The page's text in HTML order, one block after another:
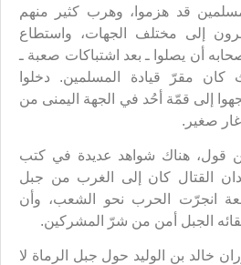
قد هزموا، وهرب كثير منهم
إلى مختلف الجهات، واستطاع
أن يصلوا ـ بعد اشتباكات صعبة ـ
مقرّ قيادة المسلمين. دخلوا
إلى قمّة أحُد في الجهة اليمنى من
صغير.
قول، هناك شواهد عديدة في كتب
القتال كان إلى الغرب من جبل
انجرّت الحرب نحو الشعب، وأن
الجبل أمن من شرّ المشركين.
خالد بن الوليد حول جبل الرماة لا